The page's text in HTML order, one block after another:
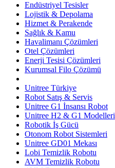
Endüstriyel Tesisler
Lojistik & Depolama
Hizmet & Perakende
Sağlık & Kamu
Havalimanı Çözümleri
Otel Çözümleri
Enerji Tesisi Çözümleri
Kurumsal Filo Çözümü
Unitree Türkiye
Robot Satış & Servis
Unitree G1 İnsansı Robot
Unitree H2 & G1 Modelleri
Robotik İş Gücü
Otonom Robot Sistemleri
Unitree GD01 Mekası
Lobi Temizlik Robotu
AVM Temizlik Robotu